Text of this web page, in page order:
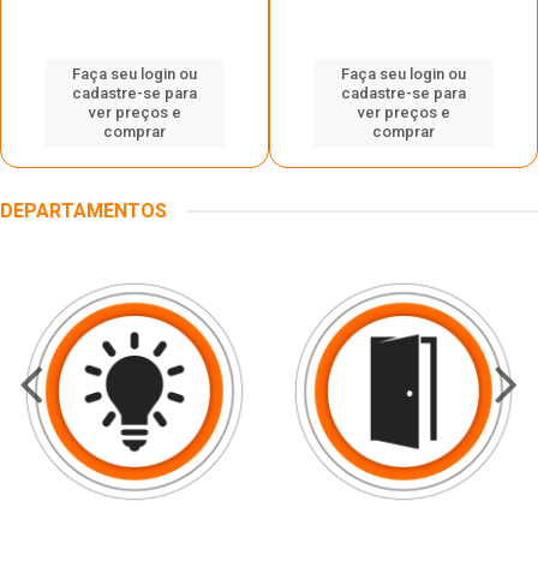
Faça seu login ou
cadastre-se para
ver preços e
comprar
Faça seu login ou
cadastre-se para
ver preços e
comprar
DEPARTAMENTOS